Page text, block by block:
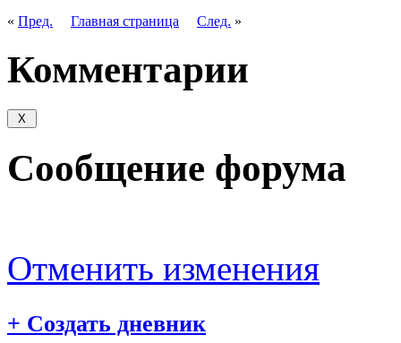
« Пред. Главная страница След. »
Комментарии
Сообщение форума
Отменить изменения
+ Создать дневник